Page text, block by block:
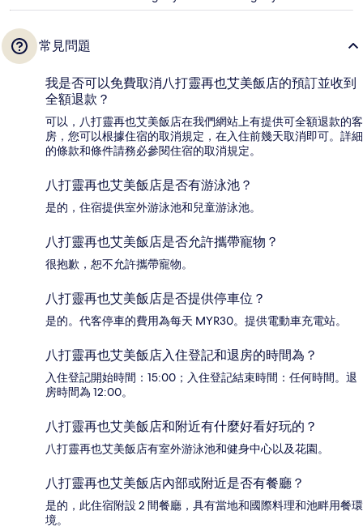
常見問題
我是否可以免費取消八打靈再也艾美飯店的預訂並收到
全額退款？
可以，八打靈再也艾美飯店在我們網站上有提供可全額退款的客
房，您可以根據住宿的取消規定，在入住前幾天取消即可。詳細
的條款和條件請務必參閱住宿的取消規定。
八打靈再也艾美飯店是否有游泳池？
是的，住宿提供室外游泳池和兒童游泳池。
八打靈再也艾美飯店是否允許攜帶寵物？
很抱歉，恕不允許攜帶寵物。
八打靈再也艾美飯店是否提供停車位？
是的。代客停車的費用為每天 MYR30。提供電動車充電站。
八打靈再也艾美飯店入住登記和退房的時間為？
入住登記開始時間：15:00；入住登記結束時間：任何時間。退
房時間為 12:00。
八打靈再也艾美飯店和附近有什麼好看好玩的？
八打靈再也艾美飯店有室外游泳池和健身中心以及花園。
八打靈再也艾美飯店內部或附近是否有餐廳？
是的，此住宿附設 2 間餐廳，具有當地和國際料理和池畔用餐環
境。